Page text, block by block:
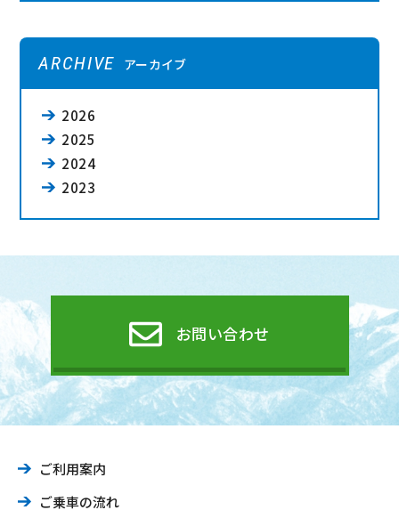
ARCHIVE アーカイブ
2026
2025
2024
2023
お問い合わせ
ご利用案内
ご乗車の流れ